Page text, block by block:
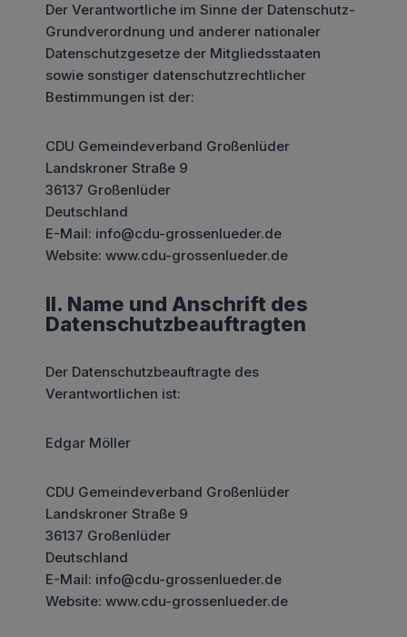
Der Verantwortliche im Sinne der Datenschutz-
Grundverordnung und anderer nationaler
Datenschutzgesetze der Mitgliedsstaaten
sowie sonstiger datenschutzrechtlicher
Bestimmungen ist der:
CDU Gemeindeverband Großenlüder
Landskroner Straße 9
36137 Großenlüder
Deutschland
E-Mail: info@cdu-grossenlueder.de
Website: www.cdu-grossenlueder.de
II. Name und Anschrift des
Datenschutzbeauftragten
Der Datenschutzbeauftragte des
Verantwortlichen ist:
Edgar Möller
CDU Gemeindeverband Großenlüder
Landskroner Straße 9
36137 Großenlüder
Deutschland
E-Mail: info@cdu-grossenlueder.de
Website: www.cdu-grossenlueder.de